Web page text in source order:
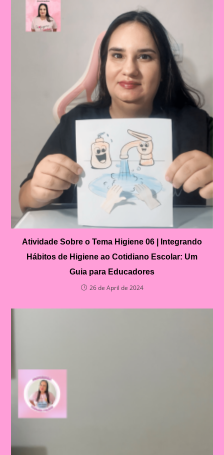
Atividade Sobre o Tema Higiene 06 | Integrando
Hábitos de Higiene ao Cotidiano Escolar: Um
Guia para Educadores
26 de April de 2024